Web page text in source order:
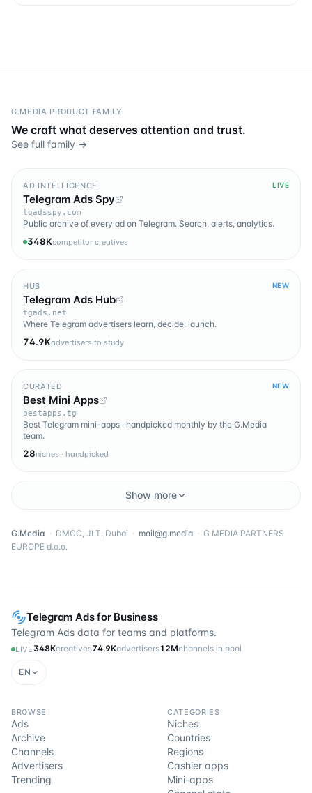
Telegram Ads for Business
Telegram Ads data for teams and platforms.
LIVE 348Kcreatives74.9Kadvertisers12Mchannels in pool
EN
BROWSE
Ads
Archive
Channels
Advertisers
Trending
CATEGORIES
Niches
Countries
Regions
Cashier apps
Mini-apps
G.MEDIA PRODUCT FAMILY
We craft what deserves attention and trust.
See full family →
AD INTELLIGENCE LIVE
Telegram Ads Spy
tgadsspy.com
Public archive of every ad on Telegram. Search, alerts, analytics.
348Kcompetitor creatives
HUB NEW
Telegram Ads Hub
tgads.net
Where Telegram advertisers learn, decide, launch.
74.9Kadvertisers to study
CURATED NEW
Best Mini Apps
bestapps.tg
Best Telegram mini-apps · handpicked monthly by the G.Media
team.
28niches · handpicked
Show more
G.Media · DMCC, JLT, Dubai · mail@g.media · G MEDIA PARTNERS
EUROPE d.o.o.